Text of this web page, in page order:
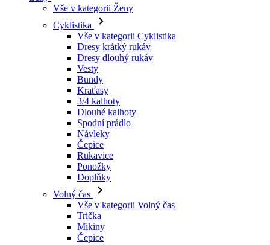
Dresy dlouhý rukáv
Vesty
Bundy
Kraťasy
3/4 kalhoty
Dlouhé kalhoty
Spodní prádlo
Návleky
Čepice
Rukavice
Ponožky
Doplňky
Volný čas
Vše v kategorii Volný čas
Trička
Mikiny
Čepice
Triatlon
Vše v kategorii Triatlon
Tílka
Kombinézy